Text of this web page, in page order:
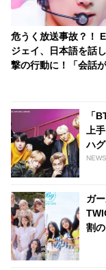
危うく放送事故？！
ジェイ、日本語を話
撃の行動に！「会話
ろこびを表現する彼に
大爆笑
「
上
ハ
バ
NEWS
ガ
割